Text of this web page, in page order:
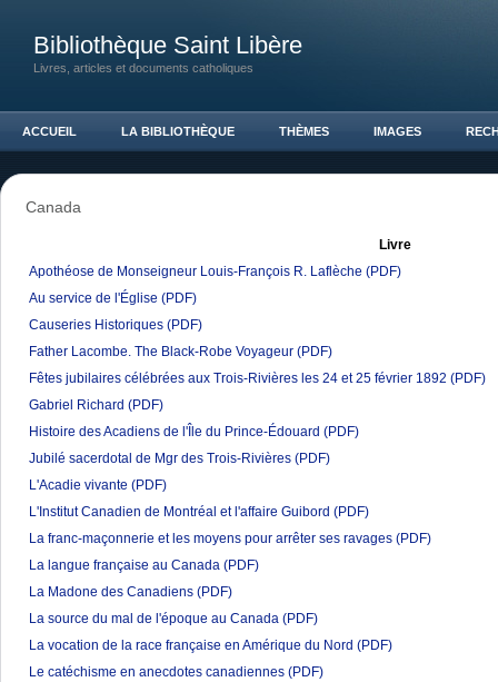
Bibliothèque Saint Libère
Livres, articles et documents catholiques
ACCUEIL LA BIBLIOTHÈQUE THÈMES IMAGES
Canada
Livre
Apothéose de Monseigneur Louis-François R. Laflèche (PDF)
Au service de l'Église (PDF)
Causeries Historiques (PDF)
Father Lacombe. The Black-Robe Voyageur (PDF)
Fêtes jubilaires célébrées aux Trois-Rivières les 24 et 25 février 1892 (PDF)
Gabriel Richard (PDF)
Histoire des Acadiens de l'Île du Prince-Édouard (PDF)
Jubilé sacerdotal de Mgr des Trois-Rivières (PDF)
L'Acadie vivante (PDF)
L'Institut Canadien de Montréal et l'affaire Guibord (PDF)
La franc-maçonnerie et les moyens pour arrêter ses ravages (PDF)
La langue française au Canada (PDF)
La Madone des Canadiens (PDF)
La source du mal de l'époque au Canada (PDF)
La vocation de la race française en Amérique du Nord (PDF)
Le catéchisme en anecdotes canadiennes (PDF)